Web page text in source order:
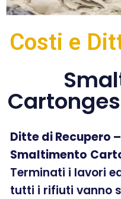
Costi e
Ditte di Recupero –
Smaltimento
Terminati i lavori
tutti i rifiuti vanno